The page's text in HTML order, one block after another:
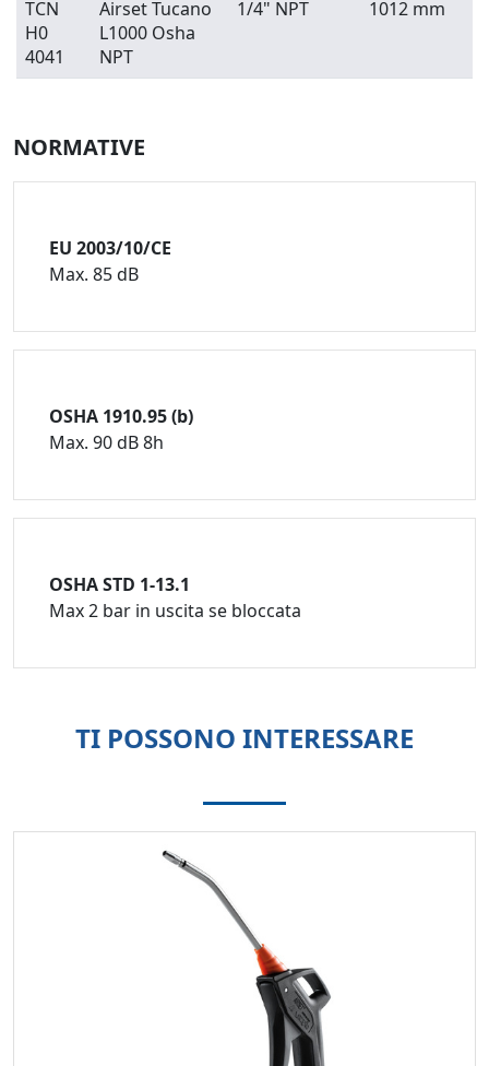
TCN
H0
4041
Airset Tucano
L1000 Osha
NPT
1/4" NPT 1012 mm
NORMATIVE
EU 2003/10/CE
Max. 85 dB
OSHA 1910.95 (b)
Max. 90 dB 8h
OSHA STD 1-13.1
Max 2 bar in uscita se bloccata
TI POSSONO INTERESSARE